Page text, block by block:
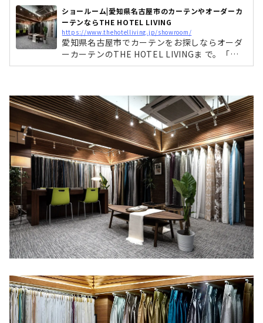
ショールーム|愛知県名古屋市のカーテンやオーダーカ
ーテンならTHE HOTEL LIVING
https://www.thehotelliving.jp/showroom/
愛知県名古屋市でカーテンをお探しならオーダ
ーカーテンのTHE HOTEL LIVINGま で。「ホ
テルに住む」をコンセプトに、イタリア人デザ
きたいとの思いから、完全予約制となっており
ます。